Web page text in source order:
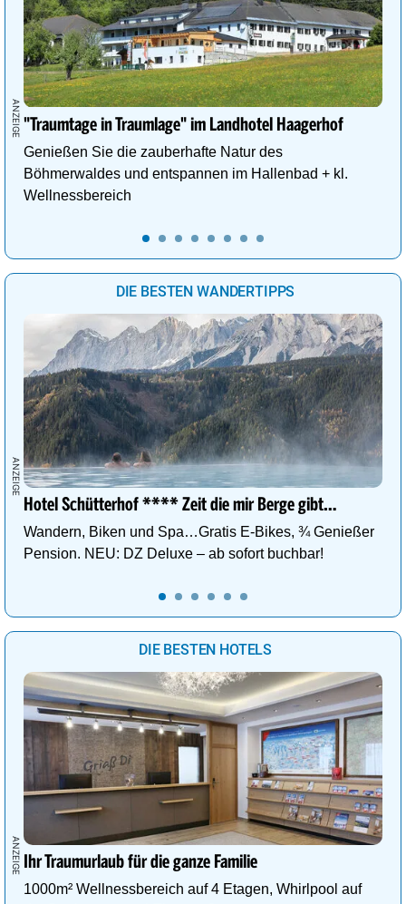
"Traumtage in Traumlage" im Landhotel Haagerhof
Genießen Sie die zauberhafte Natur des
Böhmerwaldes und entspannen im Hallenbad + kl.
Wellnessbereich
DIE BESTEN WANDERTIPPS
Hotel Schütterhof **** Zeit die mir Berge gibt…
Wandern, Biken und Spa…Gratis E-Bikes, ¾ Genießer
Pension. NEU: DZ Deluxe – ab sofort buchbar!
DIE BESTEN HOTELS
Ihr Traumurlaub für die ganze Familie
1000m² Wellnessbereich auf 4 Etagen, Whirlpool auf